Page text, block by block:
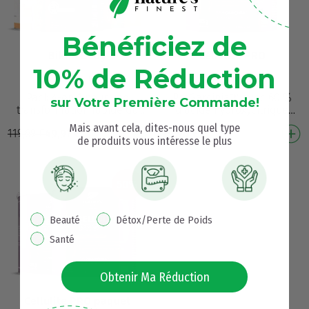
Bikini Body
(41681)
Pack 4-en-1 pour une
transformation rapide du
corps – prêt(e) pour la plage
! Pour la perte de poids², la
réduction de …
119,69 49,97€
Cellulite PRO
(3183)
ProGarcinia™ avec 60 %
d’acide hydroxycitrique
contribue à réduire
l’accumulation de graisses²
dans le corps Aide à réd…
29,90€
Bénéficiez de
10% de Réduction
sur Votre Première Commande!
Mais avant cela, dites-nous quel type
de produits vous intéresse le plus
pop up interest
Beauté
Détox/Perte de Poids
Santé
Obtenir Ma Réduction